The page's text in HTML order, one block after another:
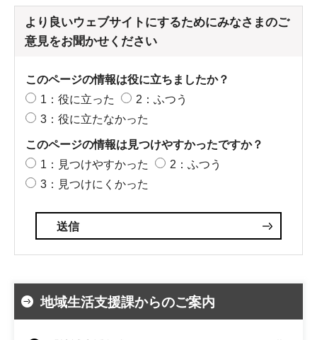
より良いウェブサイトにするためにみなさまのご
意見をお聞かせください
このページの情報は役に立ちましたか？
1：役に立った
2：ふつう
3：役に立たなかった
このページの情報は見つけやすかったですか？
1：見つけやすかった
2：ふつう
3：見つけにくかった
地域生活支援課からのご案内